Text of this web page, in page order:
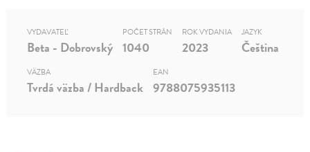
VYDAVATEĽ
Beta - Dobrovský
POČET STRÁN
1040
ROK VYDANIA
2023
JAZYK
Čeština
VÄZBA
Tvrdá väzba / Hardback
EAN
9788075935113